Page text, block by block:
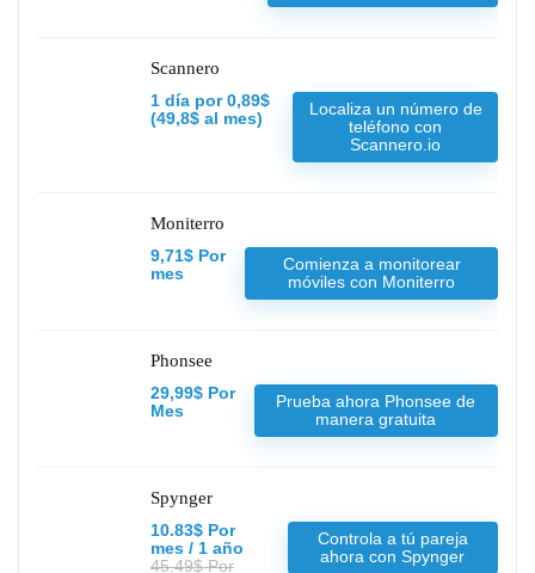
Scannero
1 día por 0,89$
(49,8$ al mes)
Localiza un número de
teléfono con
Scannero.io
Moniterro
9,71$ Por
mes
Comienza a monitorear
móviles con Moniterro
Phonsee
29,99$ Por
Mes
Prueba ahora Phonsee de
manera gratuita
Spynger
10.83$ Por
mes / 1 año
45.49$ Por
Controla a tú pareja
ahora con Spynger